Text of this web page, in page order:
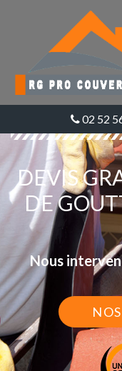
02 52
DEVIS
DE
Nous